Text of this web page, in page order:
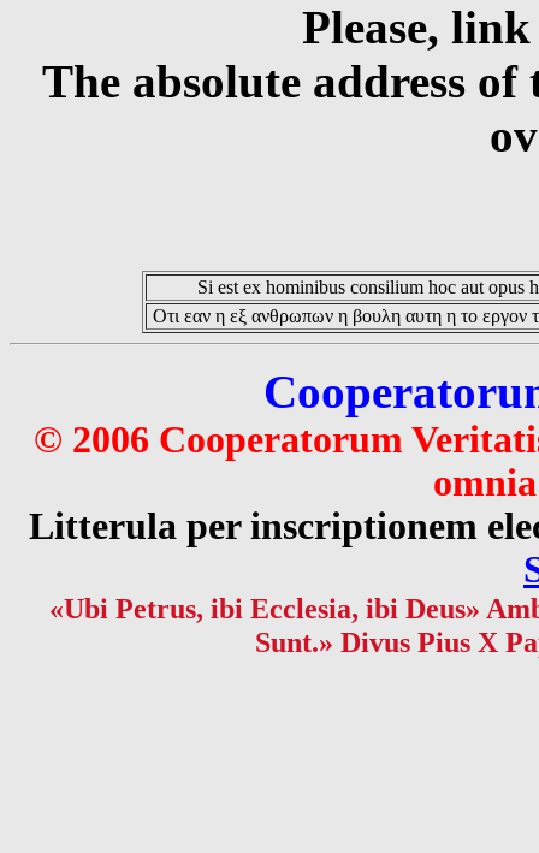
Please,
The absolute address
Si est ex hominibus consilium hoc aut opus
Οτι εαν η εξ ανθρωπων η βουλη αυτη η το εργον
© 2006 Cooperatorum
Litterula per inscriptionem
«Ubi Petrus, ibi Ecclesia, ibi Deus»
Sunt.» Divus Pius X